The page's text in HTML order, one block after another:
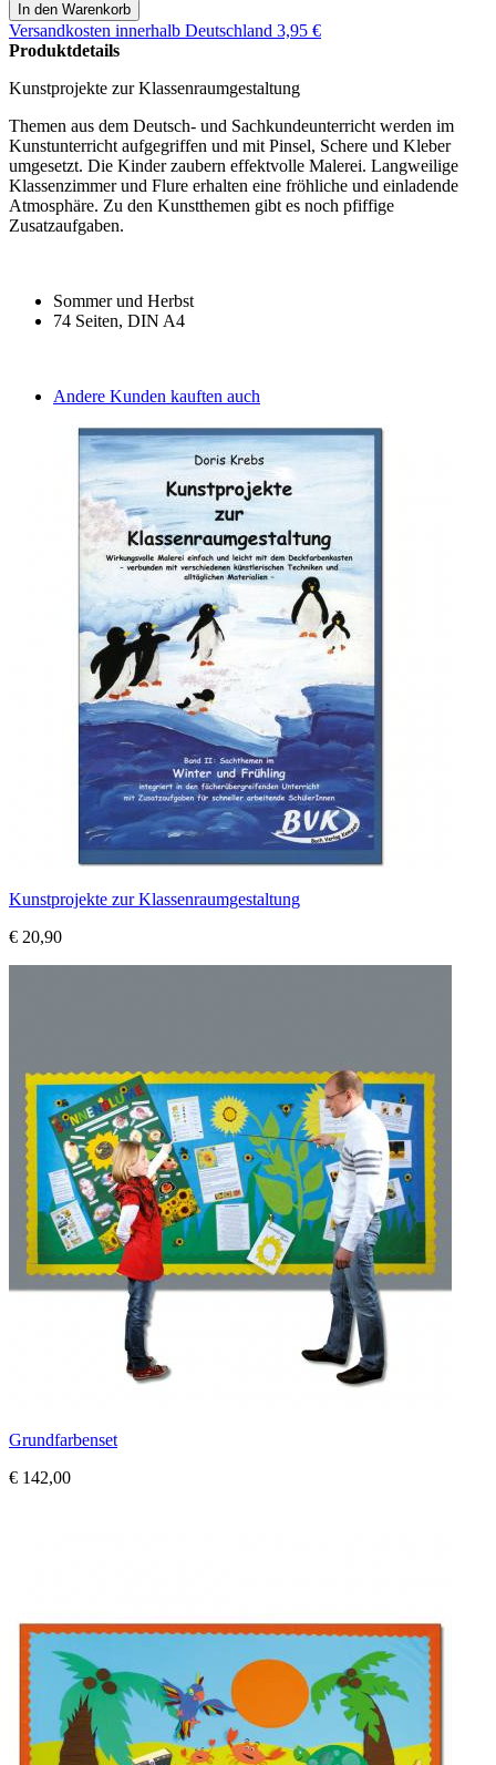
Versandkosten innerhalb Deutschland 3,95 €
Produktdetails
Kunstprojekte zur Klassenraumgestaltung
Themen aus dem Deutsch- und Sachkundeunterricht werden im
Kunstunterricht aufgegriffen und mit Pinsel, Schere und Kleber
umgesetzt. Die Kinder zaubern effektvolle Malerei. Langweilige
Klassenzimmer und Flure erhalten eine fröhliche und einladende
Atmosphäre. Zu den Kunstthemen gibt es noch pfiffige
Zusatzaufgaben.
Sommer und Herbst
74 Seiten, DIN A4
Andere Kunden kauften auch
Kunstprojekte zur Klassenraumgestaltung
€ 20,90
Grundfarbenset
€ 142,00